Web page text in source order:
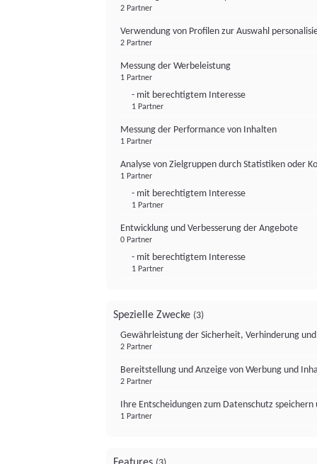
2 Partner
Verwendung von Profilen zur Auswahl
2 Partner
Messung der Werbeleistung
1 Partner
- mit berechtigtem Interesse
1 Partner
Messung der Performance von Inhalten
1 Partner
Analyse von Zielgruppen durch Statistiken oder
1 Partner
- mit berechtigtem Interesse
1 Partner
Entwicklung und Verbesserung der Angebote
0 Partner
- mit berechtigtem Interesse
1 Partner
Spezielle Zwecke (3)
Gewährleistung der Sicherheit, Verhinderung
2 Partner
Bereitstellung und Anzeige von Werbung und
2 Partner
Ihre Entscheidungen zum Datenschutz
1 Partner